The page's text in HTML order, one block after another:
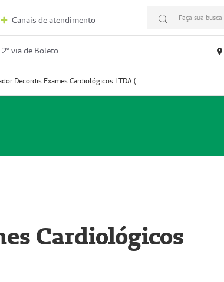
Canais de atendimento Faça sua busca
2º via de Boleto
Prestador Decordis Exames Cardiológicos LTDA (51004346-0)
Cardiológicos